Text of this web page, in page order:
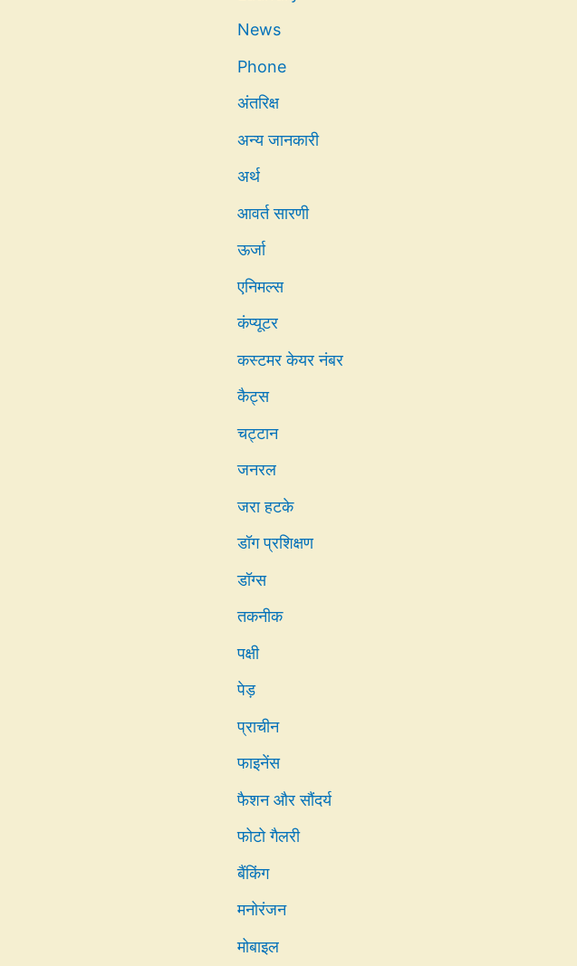
News
Phone
अंतरिक्ष
अन्य जानकारी
अर्थ
आवर्त सारणी
ऊर्जा
एनिमल्स
कंप्यूटर
कस्टमर केयर नंबर
कैट्स
चट्टान
जनरल
जरा हटके
डॉग प्रशिक्षण
डॉग्स
तकनीक
पक्षी
पेड़
प्राचीन
फाइनेंस
फैशन और सौंदर्य
फोटो गैलरी
बैंकिंग
मनोरंजन
मोबाइल